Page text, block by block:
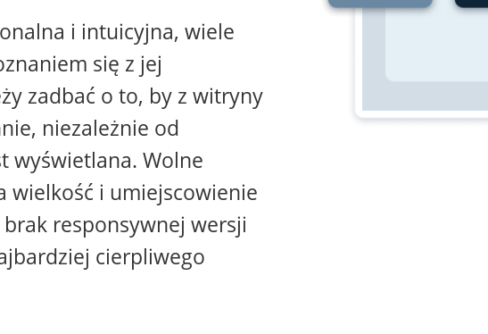
i intuicyjna, wiele
się z jej
zadbać o to, by z witryny
niezależnie od
wyświetlana. Wolne
wielkość i umiejscowienie
responsywnej wersji
cierpliwego